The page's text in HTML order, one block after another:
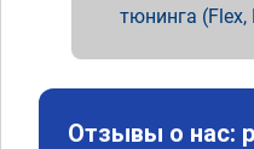
тюнинга (Flex,
Отзывы о нас: